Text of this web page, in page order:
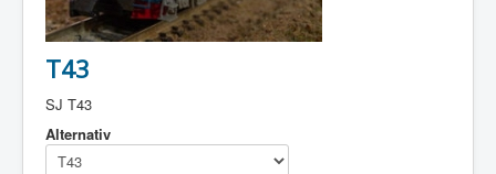
T43
SJ T43
Alternativ